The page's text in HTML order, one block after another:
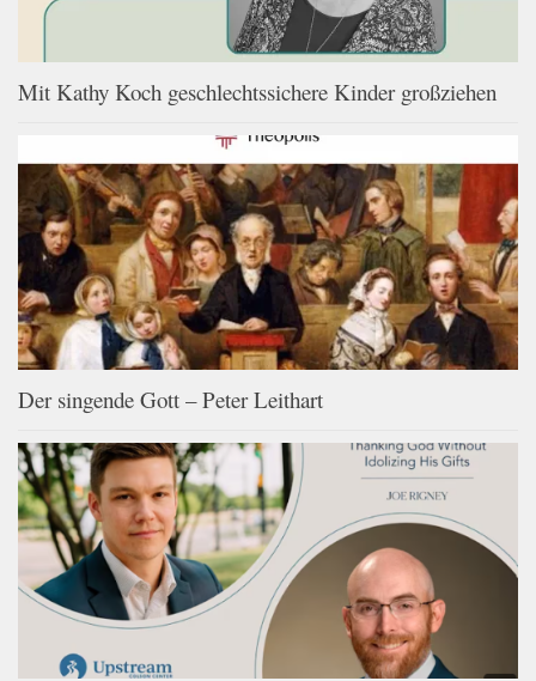
Mit Kathy Koch geschlechtssichere Kinder großziehen
Der singende Gott – Peter Leithart